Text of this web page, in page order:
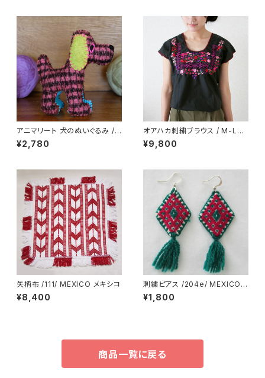
アニマリート 犬のぬいぐるみ /2
39c/ MEXICO メキシコ
¥2,780
オアハカ刺繍ブラウス / M-Lsi
ze /212_h/ MEXICO メキシコ
¥9,800
矢柄布 /111/ MEXICO メキシコ
¥8,400
刺繍ピアス /204e/ MEXICO
メキシコ
¥1,800
商品一覧に戻る